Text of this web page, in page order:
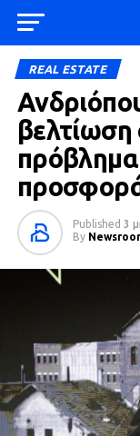
REAL ESTATE
βελτίωση
Published 3
By